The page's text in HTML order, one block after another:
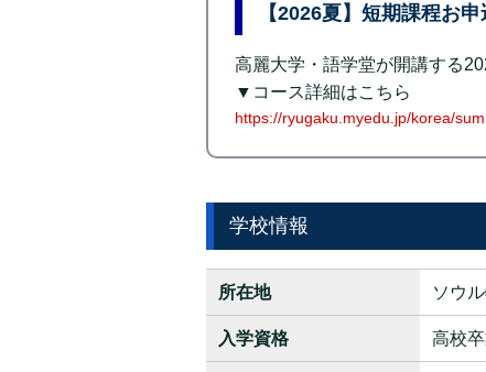
【2026夏】短期課程お
高麗大学・語学堂が開講する
▼コース詳細はこちら
https://ryugaku.myedu.jp/korea/
学校情報
所在地 ソウ
入学資格 高校